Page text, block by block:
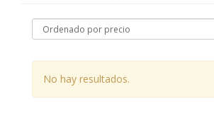
No hay resultados.